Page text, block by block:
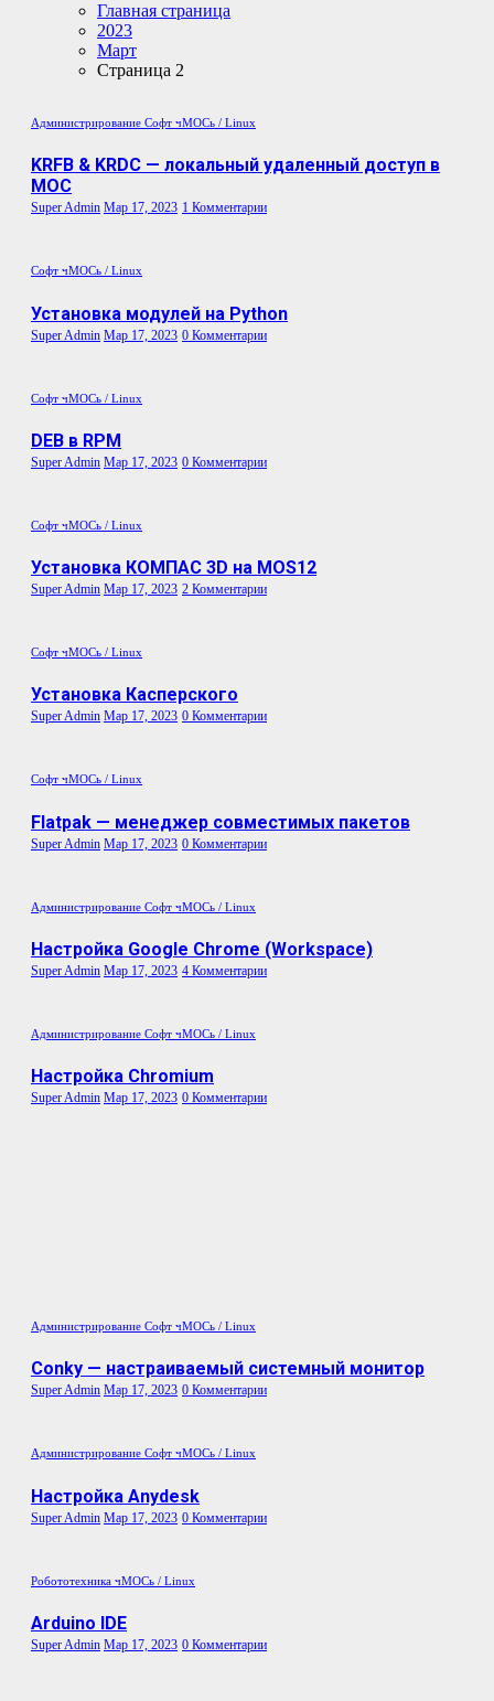
Главная страница
2023
Март
Страница 2
Администрирование Софт чМОСь / Linux
KRFB & KRDC — локальный удаленный доступ в
МОС
Super Admin Мар 17, 2023 1 Комментарии
Софт чМОСь / Linux
Установка модулей на Python
Super Admin Мар 17, 2023 0 Комментарии
Софт чМОСь / Linux
DEB в RPM
Super Admin Мар 17, 2023 0 Комментарии
Софт чМОСь / Linux
Установка КОМПАС 3D на MOS12
Super Admin Мар 17, 2023 2 Комментарии
Софт чМОСь / Linux
Установка Касперского
Super Admin Мар 17, 2023 0 Комментарии
Софт чМОСь / Linux
Flatpak — менеджер совместимых пакетов
Super Admin Мар 17, 2023 0 Комментарии
Администрирование Софт чМОСь / Linux
Настройка Google Chrome (Workspace)
Super Admin Мар 17, 2023 4 Комментарии
Администрирование Софт чМОСь / Linux
Настройка Chromium
Super Admin Мар 17, 2023 0 Комментарии
Администрирование Софт чМОСь / Linux
Conky — настраиваемый системный монитор
Super Admin Мар 17, 2023 0 Комментарии
Администрирование Софт чМОСь / Linux
Настройка Anydesk
Super Admin Мар 17, 2023 0 Комментарии
Робототехника чМОСь / Linux
Arduino IDE
Super Admin Мар 17, 2023 0 Комментарии